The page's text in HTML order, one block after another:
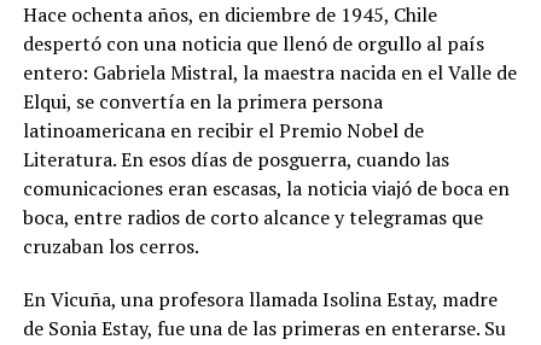
Hace ochenta años, en diciembre de 1945, Chile
despertó con una noticia que llenó de orgullo al país
entero: Gabriela Mistral, la maestra nacida en el Valle de
Elqui, se convertía en la primera persona
latinoamericana en recibir el Premio Nobel de
Literatura. En esos días de posguerra, cuando las
comunicaciones eran escasas, la noticia viajó de boca en
boca, entre radios de corto alcance y telegramas que
cruzaban los cerros.
En Vicuña, una profesora llamada Isolina Estay, madre
de Sonia Estay, fue una de las primeras en enterarse. Su